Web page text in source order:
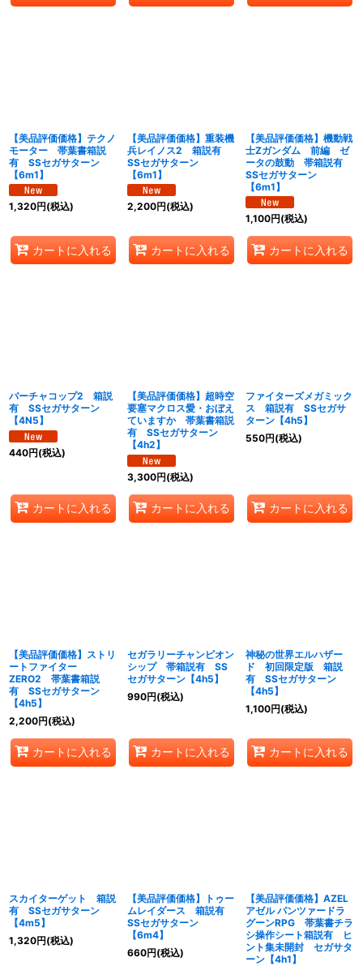
【美品評価価格】テクノ
モーター 帯葉書箱説
有 SSセガサターン
【6m1】
1,320円(税込)
カートに入れる
【美品評価価格】重装機
兵レイノス2 箱説有
SSセガサターン
【6m1】
2,200円(税込)
カートに入れる
【美品評価価格】機動戦
士Zガンダム 前編 ゼ
ータの鼓動 帯箱説有
SSセガサターン
【6m1】
1,100円(税込)
カートに入れる
バーチャコップ2 箱説
有 SSセガサターン
【4N5】
440円(税込)
カートに入れる
【美品評価価格】超時空
要塞マクロス愛・おぼえ
ていますか 帯葉書箱説
有 SSセガサターン
【4h2】
3,300円(税込)
カートに入れる
ファイターズメガミック
ス 箱説有 SSセガサ
ターン【4h5】
550円(税込)
カートに入れる
【美品評価価格】ストリ
ートファイター
ZERO2 帯葉書箱説
有 SSセガサターン
【4h5】
2,200円(税込)
カートに入れる
セガラリーチャンピオン
シップ 帯箱説有 SS
セガサターン【4h5】
990円(税込)
カートに入れる
神秘の世界エルハザー
ド 初回限定版 箱説
有 SSセガサターン
【4h5】
1,100円(税込)
カートに入れる
スカイターゲット 箱説
有 SSセガサターン
【4m5】
1,320円(税込)
【美品評価価格】トゥー
ムレイダース 箱説有
SSセガサターン
【6m4】
660円(税込)
【美品評価価格】AZEL
アゼル パンツァードラ
グーンRPG 帯葉書チラ
シ操作シート箱説有 ヒ
ント集未開封 セガサタ
ーン【4h1】